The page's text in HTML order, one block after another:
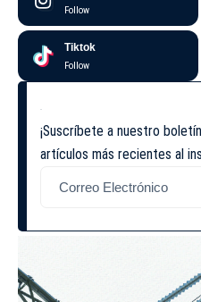
Follow
Tiktok
Follow
¡Suscríbete a nuestro
artículos más recientes al